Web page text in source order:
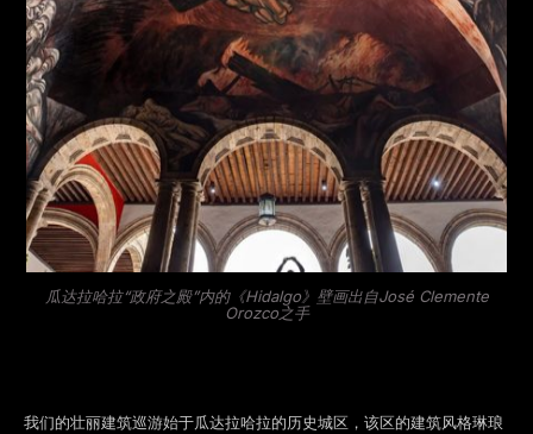
瓜达拉哈拉“政府之殿”内的《Hidalgo》壁画出自José Clemente
Orozco之手
我们的壮丽建筑巡游始于瓜达拉哈拉的历史城区，该区的建筑风格琳琅